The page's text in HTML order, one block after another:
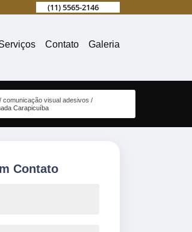
(11) 5565-2146
Contato Galeria
comunicação visual adesivos
Carapicuíba
Contato